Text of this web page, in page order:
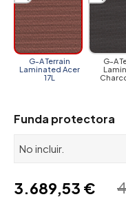
G-A Terrain
Laminated Acer
17L
G-A
Funda protectora
3.689,53 €